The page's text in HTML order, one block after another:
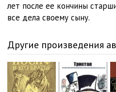
017
019
020
021
лет после ее кончины
все дела своему сыну.
Другие произведения